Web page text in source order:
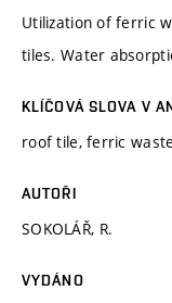
Utilization of ferric
tiles. Water
KLÍČOVÁ SLOVA V
roof tile, ferric
AUTOŘI
SOKOLÁŘ, R.
VYDÁNO